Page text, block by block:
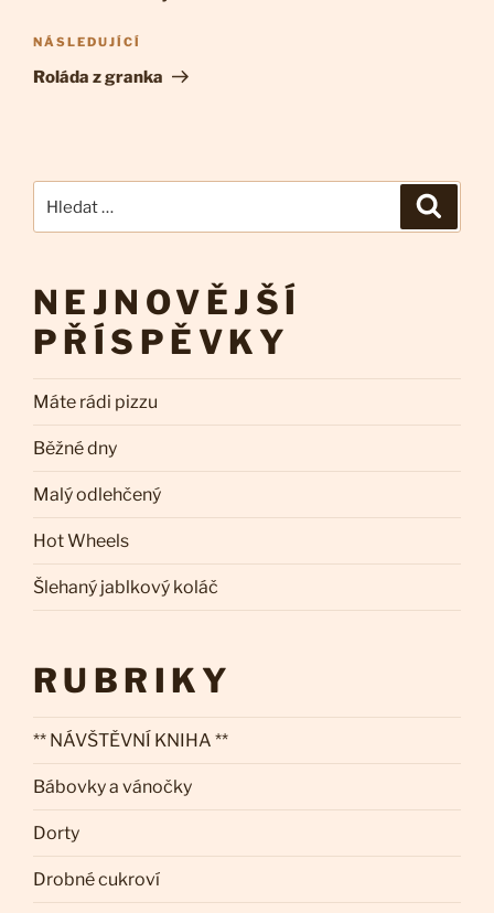
příspěvek
Následující
příspěvek
NÁSLEDUJÍCÍ
Roláda z granka
NEJNOVĚJŠÍ
PŘÍSPĚVKY
Máte rádi pizzu
Běžné dny
Malý odlehčený
Hot Wheels
Šlehaný jablkový koláč
RUBRIKY
** NÁVŠTĚVNÍ KNIHA **
Bábovky a vánočky
Dorty
Drobné cukroví